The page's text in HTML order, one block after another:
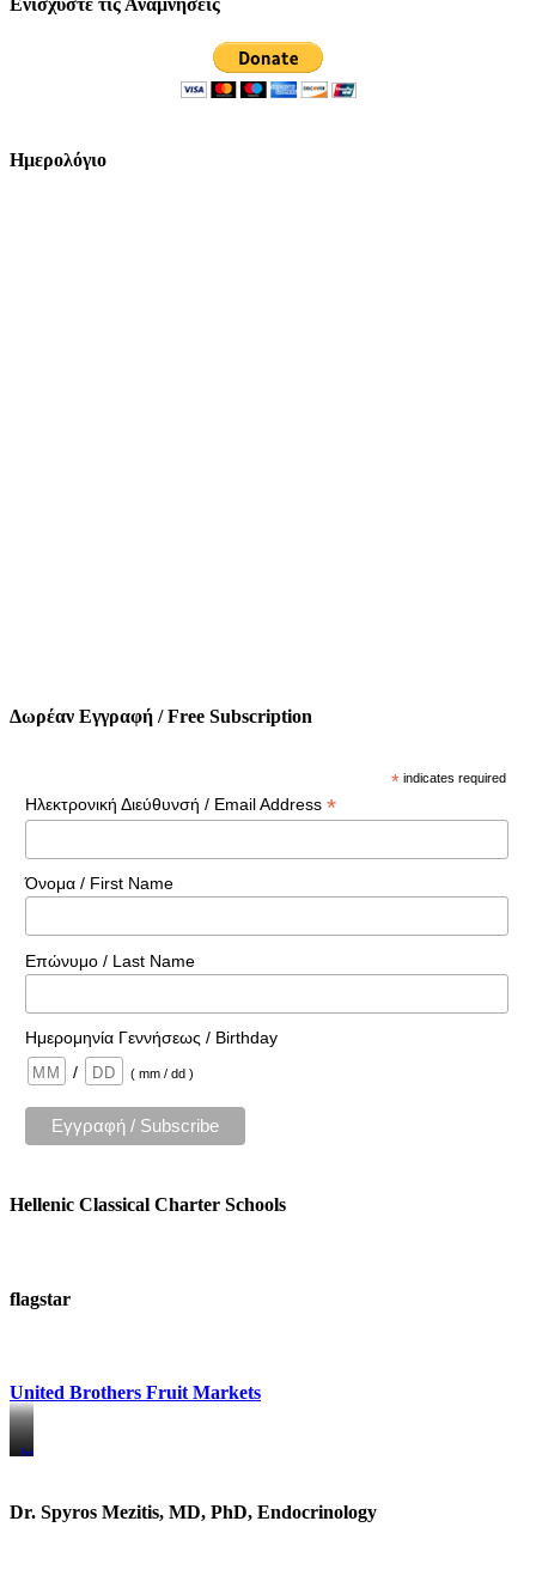
Ενισχύστε τις Αναμνήσεις
Ημερολόγιο
Δωρέαν Εγγραφή / Free Subscription
* indicates required
Ηλεκτρονική Διεύθυνσή / Email Address *
Όνομα / First Name
Επώνυμο / Last Name
Ημερομηνία Γεννήσεως / Birthday
/
( mm / dd )
Hellenic Classical Charter Schools
flagstar
United Brothers Fruit Markets
https://www.unitedbrothersfruitmarkets.com/
https://www.unitedbrothersfruitmarkets.com/
Dr. Spyros Mezitis, MD, PhD, Endocrinology